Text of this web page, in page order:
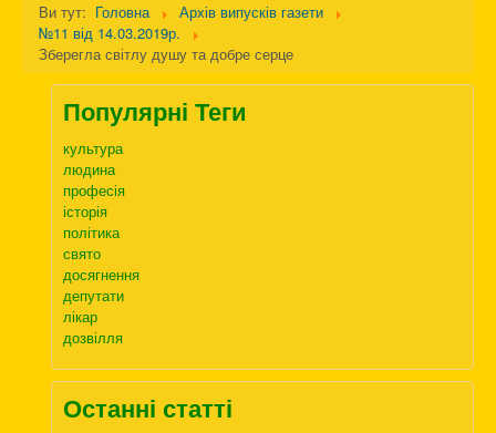
Ви тут: Головна
Архів випусків газети
№11 від 14.03.2019р.
Зберегла світлу душу та добре серце
Популярні Теги
культура
людина
професія
історія
політика
свято
досягнення
депутати
лікар
дозвілля
Останні статті